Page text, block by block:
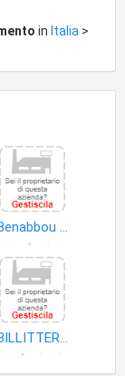
in Italia >
Benabbou Hassan
BILLITTERI BOUTIQUE DI BILLITTERI AGOSTINO LUCA